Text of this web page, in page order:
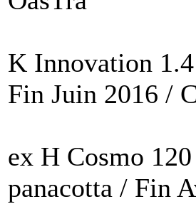
K Innovation
Fin Juin 2016 /
ex H Cosmo
panacotta / Fin